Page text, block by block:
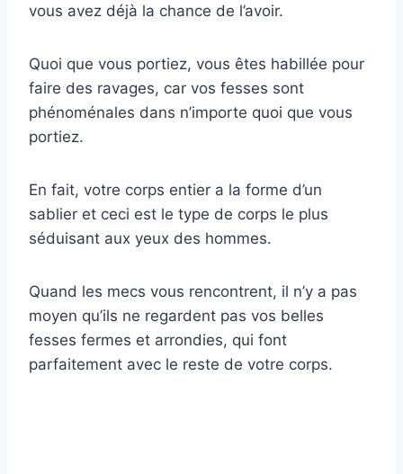
vous avez déjà la chance de l’avoir.
Quoi que vous portiez, vous êtes habillée pour
faire des ravages, car vos fesses sont
phénoménales dans n’importe quoi que vous
portiez.
En fait, votre corps entier a la forme d’un
sablier et ceci est le type de corps le plus
séduisant aux yeux des hommes.
Quand les mecs vous rencontrent, il n’y a pas
moyen qu’ils ne regardent pas vos belles
fesses fermes et arrondies, qui font
parfaitement avec le reste de votre corps.